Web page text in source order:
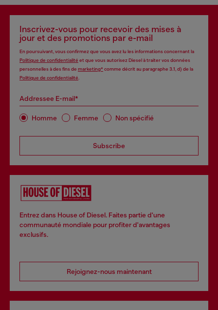
Inscrivez-vous pour recevoir des mises à
jour et des promotions par e-mail
En poursuivant, vous confirmez que vous avez lu les informations concernant la
Politique de confidentialité et que vous autorisez Diesel à traiter vos données
personnelles à des fins de marketing*comme décrit au paragraphe 3.1, d) de la
Politique de confidentialité
Addressee E-mail*
Homme Femme Non spécifié
Subscribe
Entrez dans House of Diesel. Faites partie d'une
communauté mondiale pour profiter d'avantages
exclusifs.
Rejoignez-nous maintenant